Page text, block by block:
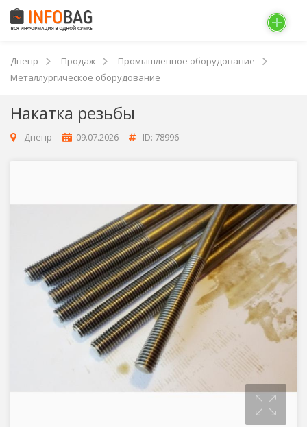
Днепр Продаж
Промышленное оборудование
Металлургическое оборудование
Накатка резьбы
Днепр 09.07.2026 ID: 78996